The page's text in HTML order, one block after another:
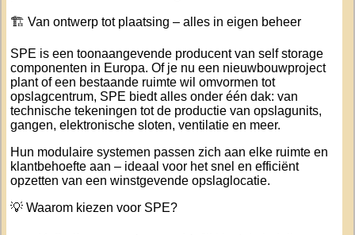
🏗️ Van ontwerp tot plaatsing – alles in eigen beheer
SPE is een toonaangevende producent van self storage
componenten in Europa. Of je nu een nieuwbouwproject
plant of een bestaande ruimte wil omvormen tot
opslagcentrum, SPE biedt alles onder één dak: van
technische tekeningen tot de productie van opslagunits,
gangen, elektronische sloten, ventilatie en meer.
Hun modulaire systemen passen zich aan elke ruimte en
klantbehoefte aan – ideaal voor het snel en efficiënt
opzetten van een winstgevende opslaglocatie.
💡 Waarom kiezen voor SPE?